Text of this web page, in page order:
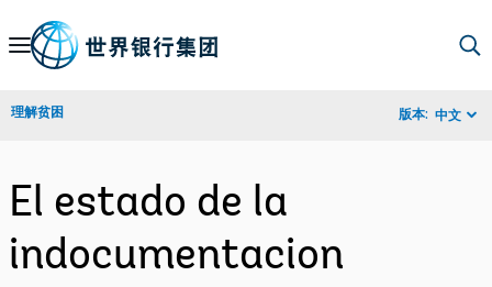
Skip
Navigation
理解贫困 版本: 中文
El estado de la
indocumentacion